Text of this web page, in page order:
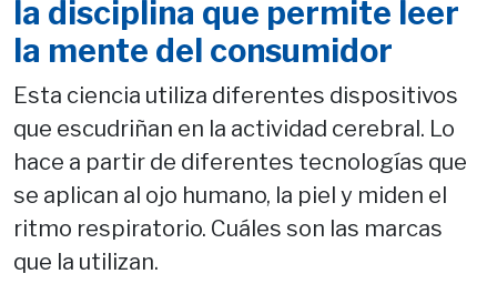
la disciplina que permite leer
la mente del consumidor
Esta ciencia utiliza diferentes dispositivos
que escudriñan en la actividad cerebral. Lo
hace a partir de diferentes tecnologías que
se aplican al ojo humano, la piel y miden el
ritmo respiratorio. Cuáles son las marcas
que la utilizan.